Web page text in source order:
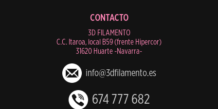
CONTACTO
3D FILAMENTO
C.C. Itaroa, local B59 (frente Hipercor)
31620 Huarte -Navarra-
info@3dfilamento.es
674 777 682